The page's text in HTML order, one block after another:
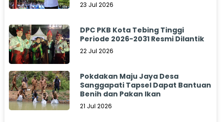
23 Jul 2026
DPC PKB Kota Tebing Tinggi
Periode 2026-2031 Resmi Dilantik
22 Jul 2026
Pokdakan Maju Jaya Desa
Sanggapati Tapsel Dapat Bantuan
Benih dan Pakan Ikan
21 Jul 2026